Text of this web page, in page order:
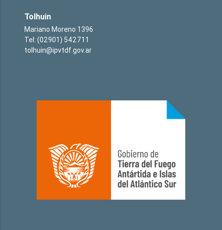
Tolhuin
Mariano Moreno 1396
Tel: (02901) 542711
tolhuin@ipvtdf.gov.ar